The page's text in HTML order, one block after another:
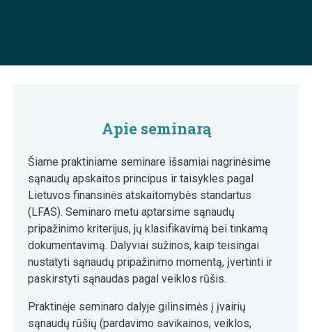
Apie seminarą
Šiame praktiniame seminare išsamiai nagrinėsime
sąnaudų apskaitos principus ir taisykles pagal
Lietuvos finansinės atskaitomybės standartus
(LFAS). Seminaro metu aptarsime sąnaudų
pripažinimo kriterijus, jų klasifikavimą bei tinkamą
dokumentavimą. Dalyviai sužinos, kaip teisingai
nustatyti sąnaudų pripažinimo momentą, įvertinti ir
paskirstyti sąnaudas pagal veiklos rūšis.
Praktinėje seminaro dalyje gilinsimės į įvairių
sąnaudų rūšių (pardavimo savikainos, veiklos,